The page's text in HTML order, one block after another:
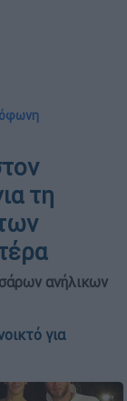
τη
ανήλικων
για